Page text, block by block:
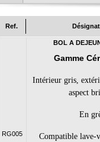
Ref.
RG005
BOL A
Gamme
Intérieur gris,
aspect
En
Compatible lave-